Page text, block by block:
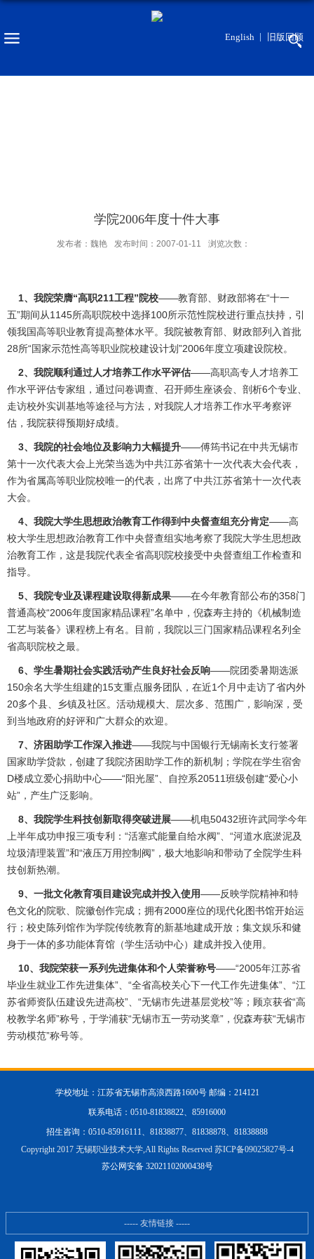
English 旧版回顾
学院2006年度十件大事
发布者：魏艳 发布时间：2007-01-11 浏览次数：
1、我院荣膺“高职211工程”院校——教育部、财政部将在“十一
五”期间从1145所高职院校中选择100所示范性院校进行重点扶持，引
领我国高等职业教育提高整体水平。我院被教育部、财政部列入首批
28所“国家示范性高等职业院校建设计划”2006年度立项建设院校。
2、我院顺利通过人才培养工作水平评估——高职高专人才培养工
作水平评估专家组，通过问卷调查、召开师生座谈会、剖析6个专业、
走访校外实训基地等途径与方法，对我院人才培养工作水平考察评
估，我院获得预期好成绩。
3、我院的社会地位及影响力大幅提升——傅筠书记在中共无锡市
第十一次代表大会上光荣当选为中共江苏省第十一次代表大会代表，
作为省属高等职业院校唯一的代表，出席了中共江苏省第十一次代表
大会。
4、我院大学生思想政治教育工作得到中央督查组充分肯定——高
校大学生思想政治教育工作中央督查组实地考察了我院大学生思想政
治教育工作，这是我院代表全省高职院校接受中央督查组工作检查和
指导。
5、我院专业及课程建设取得新成果——在今年教育部公布的358门
普通高校“2006年度国家精品课程”名单中，倪森寿主持的《机械制造
工艺与装备》课程榜上有名。目前，我院以三门国家精品课程名列全
省高职院校之最。
6、学生暑期社会实践活动产生良好社会反响——院团委暑期选派
150余名大学生组建的15支重点服务团队，在近1个月中走访了省内外
20多个县、乡镇及社区。活动规模大、层次多、范围广，影响深，受
到当地政府的好评和广大群众的欢迎。
7、济困助学工作深入推进——我院与中国银行无锡南长支行签署
国家助学贷款，创建了我院济困助学工作的新机制；学院在学生宿舍
D楼成立爱心捐助中心——“阳光屋”、自控系20511班级创建“爱心小
站”，产生广泛影响。
8、我院学生科技创新取得突破进展——机电50432班许武同学今年
上半年成功申报三项专利：“活塞式能量自给水阀”、“河道水底淤泥及
垃圾清理装置”和“液压万用控制阀”，极大地影响和带动了全院学生科
技创新热潮。
9、一批文化教育项目建设完成并投入使用——反映学院精神和特
色文化的院歌、院徽创作完成；拥有2000座位的现代化图书馆开始运
行；校史陈列馆作为学院传统教育的新基地建成开放；集文娱乐和健
身于一体的多功能体育馆（学生活动中心）建成并投入使用。
10、我院荣获一系列先进集体和个人荣誉称号——“2005年江苏省
毕业生就业工作先进集体”、“全省高校关心下一代工作先进集体”、“江
苏省师资队伍建设先进高校”、“无锡市先进基层党校”等；顾京获省“高
校教学名师”称号，于学浦获“无锡市五一劳动奖章”，倪森寿获“无锡市
劳动模范”称号等。
学校地址：江苏省无锡市高浪西路1600号 邮编：214121
联系电话：0510-81838822、85916000
招生咨询：0510-85916111、81838877、81838878、81838888
Copyright 2017 无锡职业技术大学,All Rights Reserved 苏ICP备09025827号-4
苏公网安备 32021102000438号
----- 友情链接 -----